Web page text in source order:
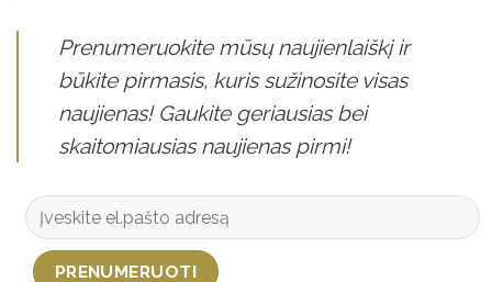
Prenumeruokite mūsų naujienlaiškį ir
būkite pirmasis, kuris sužinosite visas
naujienas! Gaukite geriausias bei
skaitomiausias naujienas pirmi!